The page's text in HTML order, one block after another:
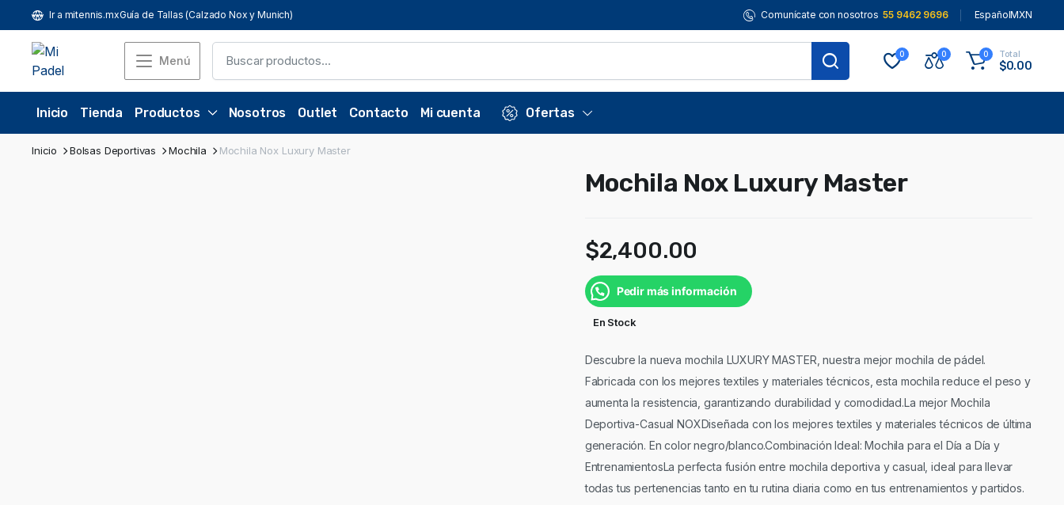
Ir a mitennis.mxGuía de Tallas (Calzado Nox y Munich) Comunícate con nosotros 55 9462 9696 EspañolMXN
Menú 0 0 0 Total
$0.00
Inicio Tienda Productos Nosotros Outlet Contacto Mi cuenta Ofertas
Inicio Bolsas Deportivas Mochila Mochila Nox Luxury Master
Mochila Nox Luxury Master
$2,400.00
Pedir más información
En Stock
Descubre la nueva mochila LUXURY MASTER, nuestra mejor mochila de pádel.
Fabricada con los mejores textiles y materiales técnicos, esta mochila reduce el peso y
aumenta la resistencia, garantizando durabilidad y comodidad.La mejor Mochila
Deportiva-Casual NOXDiseñada con los mejores textiles y materiales técnicos de última
generación. En color negro/blanco.Combinación Ideal: Mochila para el Día a Día y
EntrenamientosLa perfecta fusión entre mochila deportiva y casual, ideal para llevar
todas tus pertenencias tanto en tu rutina diaria como en tus entrenamientos y partidos.